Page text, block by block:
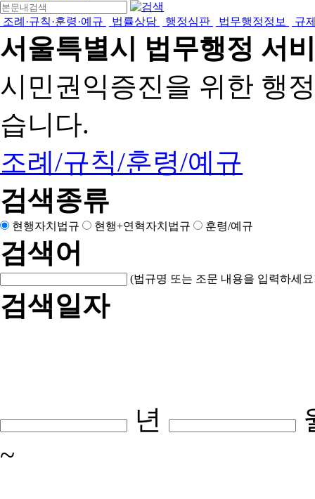
조례·규칙·훈령·예규 법률상담 행정심판 법무행정정보 규
서울특별시 법무행정 서
시민권익증진을 위한 행
습니다.
조례/규칙/훈령/예규
검색종류
현행자치법규 현행+연혁자치법규 훈령/예규
검색어
(법규명 또는 조문 내용을 입력하세
검색일자
년
~